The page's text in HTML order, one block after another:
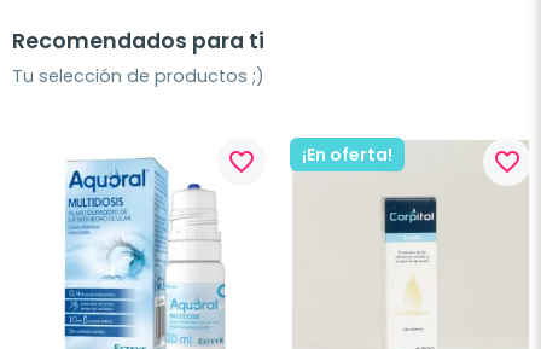
Recomendados para ti
Tu selección de productos ;)
favorite_border ¡En oferta! favorite_border